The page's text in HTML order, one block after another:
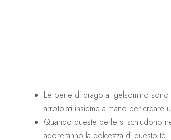
Le perle di drago al gelsomino
arrotolati insieme a mano per creare
Quando queste perle si schiudono
adoreranno la dolcezza di questo tè.